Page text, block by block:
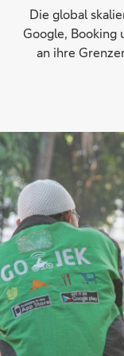
Die global
Google, Booking
an ihre